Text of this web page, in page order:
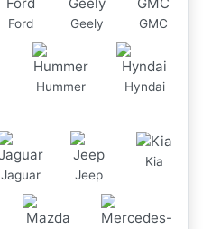
Ford Geely GMC
Hummer Hyndai
Jaguar Jeep
Kia